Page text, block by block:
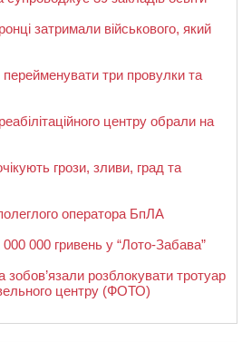
затримали військового, який
три провулки та
центру обрали на
грози, зливи, град та
оператора БпЛА
000 гривень у “Лото-Забава”
розблокувати тротуар
центру (ФОТО)